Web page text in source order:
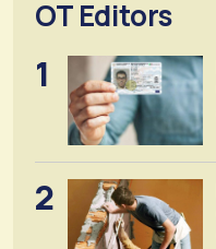
OT Editors
1
2